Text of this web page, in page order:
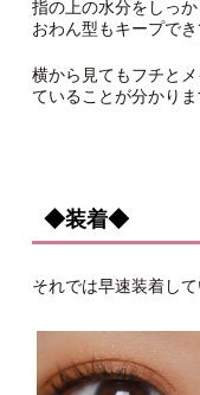
指の上の水分をしっ
おわん型もキープで
横から見てもフチと
ていることが分かりま
◆装着◆
それでは早速装着して